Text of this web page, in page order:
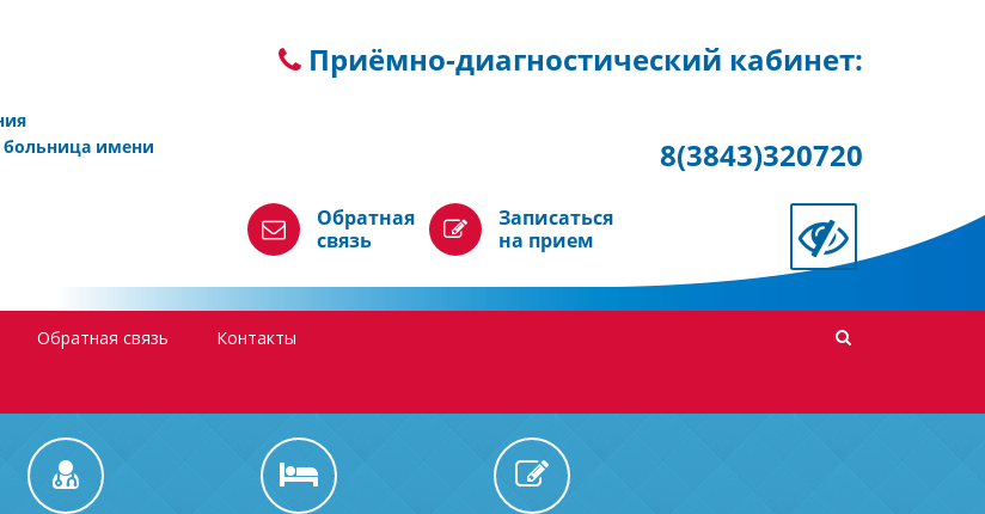
больница имени
Приёмно-диагностический кабинет:
8(3843)320720
Обратная
связь
Записаться
на прием
Обратная связь Контакты